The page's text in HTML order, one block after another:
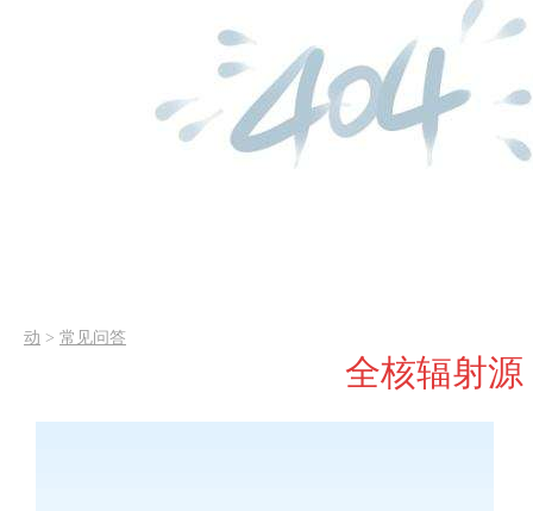
动 > 常见问答
全核辐射